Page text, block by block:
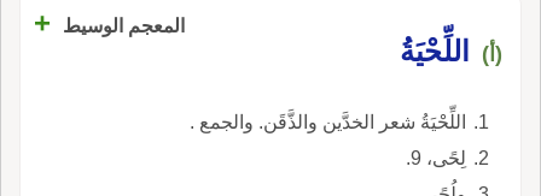
المعجم الوسيط +
(أ) اللِّحْيَةُ
اللِّحْيَةُ شعر الخدَّين والذَّقَن. والجمع .
لِحًى، 9.